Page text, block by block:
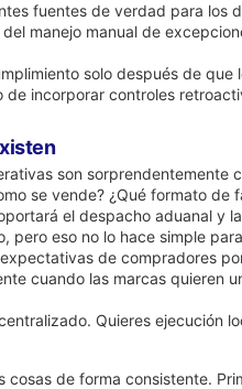
fuentes de verdad para los
manejo manual de
solo después de
incorporar controles
son sorprendentemente
se vende? ¿Qué formato de
el despacho aduanal y
eso no lo hace simple
de compradores
cuando las marcas quieren
Quieres ejecución
de forma consistente.